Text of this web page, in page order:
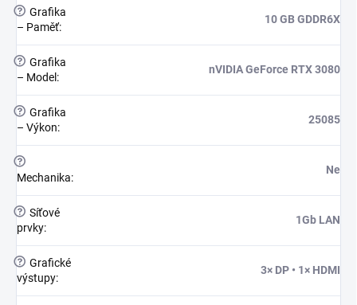
? Grafika
– Paměť:
10 GB GDDR6X
? Grafika
– Model :
nVIDIA GeForce RTX 3080
? Grafika
– Výkon:
25085
?
Mechanika:
Ne
? Síťové
prvky:
1Gb LAN
? Grafické
výstupy:
3× DP • 1× HDMI